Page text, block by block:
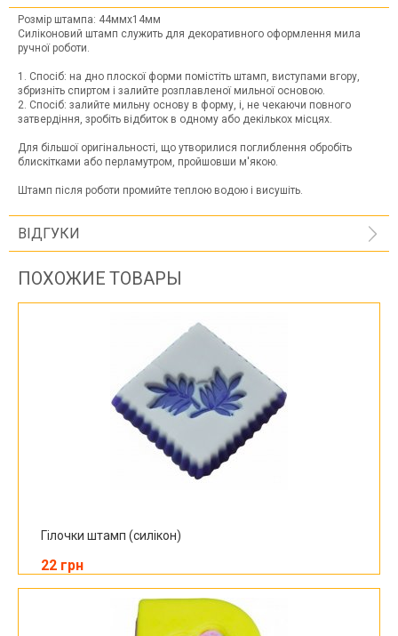
Розмір штампа: 44ммх14мм
Силіконовий штамп служить для декоративного оформлення мила
ручної роботи.
1. Спосіб: на дно плоскої форми помістіть штамп, виступами вгору,
збризніть спиртом і залийте розплавленої мильної основою.
2. Спосіб: залийте мильну основу в форму, і, не чекаючи повного
затвердіння, зробіть відбиток в одному або декількох місцях.
Для більшої оригінальності, що утворилися поглиблення обробіть
блискітками або перламутром, пройшовши м'якою.
Штамп після роботи промийте теплою водою і висушіть.
ВІДГУКИ
ПОХОЖИЕ ТОВАРЫ
Гілочки штамп (силікон)
22 грн